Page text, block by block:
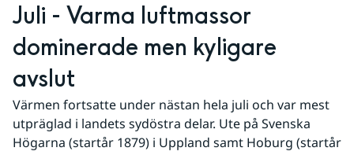
Juli - Varma luftmassor
dominerade men kyligare
avslut
Värmen fortsatte under nästan hela juli och var mest
utpräglad i landets sydöstra delar. Ute på Svenska
Högarna (startår 1879) i Uppland samt Hoburg (startår